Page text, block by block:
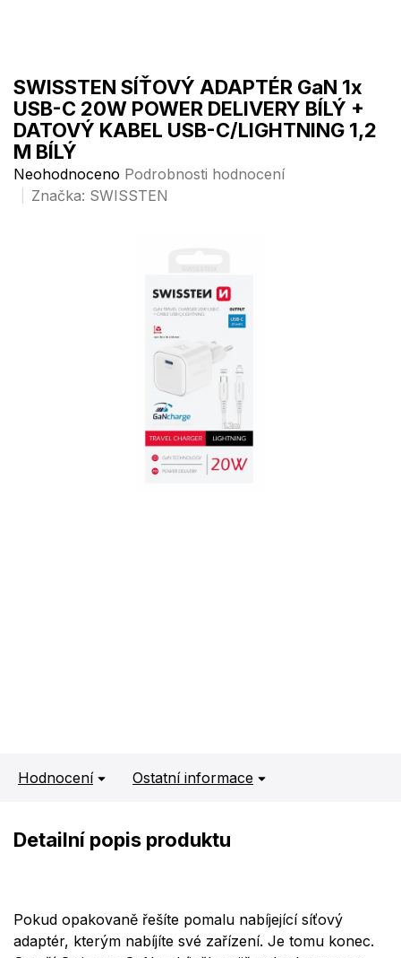
SWISSTEN SÍŤOVÝ ADAPTÉR GaN 1x
USB-C 20W POWER DELIVERY BÍLÝ +
DATOVÝ KABEL USB-C/LIGHTNING 1,2
M BÍLÝ
Průměrné
hodnocení
Neohodnoceno Podrobnosti hodnocení
Značka: SWISSTEN
Hodnocení Ostatní informace
Detailní popis produktu
Pokud opakovaně řešíte pomalu nabíjející síťový
adaptér, kterým nabíjíte své zařízení. Je tomu konec.